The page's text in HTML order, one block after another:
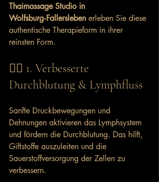
Thaimassage Studio in
Wolfsburg‑Fallersleben erleben Sie diese
authentische Therapieform in ihrer
reinsten Form.
💆‍♀️ 1. Verbesserte
Durchblutung & Lymphfluss
Sanfte Druckbewegungen und
Dehnungen aktivieren das Lymphsystem
und fördern die Durchblutung. Das hilft,
Giftstoffe auszuleiten und die
Sauerstoffversorgung der Zellen zu
verbessern.